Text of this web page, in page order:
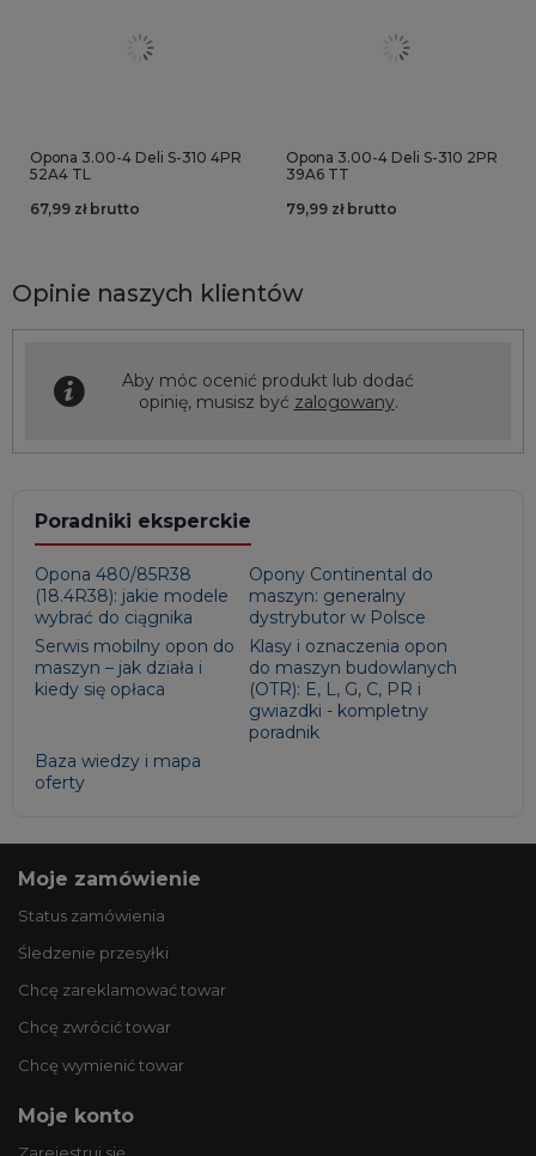
Opona 3.00-4 Deli S-310 4PR
52A4 TL
67,99 zł brutto
Opona 3.00-4 Deli S-310 2PR
39A6 TT
79,99 zł brutto
Opinie naszych klientów
Aby móc ocenić produkt lub dodać
opinię, musisz być zalogowany.
Poradniki eksperckie
Opona 480/85R38
(18.4R38): jakie modele
wybrać do ciągnika
Opony Continental do
maszyn: generalny
dystrybutor w Polsce
Serwis mobilny opon do
maszyn – jak działa i
kiedy się opłaca
Klasy i oznaczenia opon
do maszyn budowlanych
(OTR): E, L, G, C, PR i
gwiazdki - kompletny
poradnik
Baza wiedzy i mapa
oferty
Moje zamówienie
Status zamówienia
Śledzenie przesyłki
Chcę zareklamować towar
Chcę zwrócić towar
Chcę wymienić towar
Moje konto
Zarejestruj się